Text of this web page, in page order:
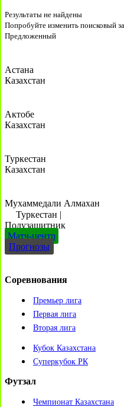
Результаты не найдены
Попробуйте изменить поисковый
Предложенный
Астана
Казахстан
Актобе
Казахстан
Туркестан
Казахстан
Мухаммедали Алмахан
Туркестан |
Полузащитник
Матч-центр
Прогнозы
Соревнования
Премьер лига
Первая лига
Вторая лига
Кубок Казахстана
Суперкубок РК
Футзал
Чемпионат Казахстана